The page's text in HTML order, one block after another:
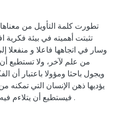
تطورت كلمة التأويل من
تثبتت أهميته في بيئة
وسار في اتجاهها فاعلا و منفعلا
من علم لآخر، ولا تستطيع
ويجول باحثا ومؤولا باعتبار أن
يؤديها ذهن الإنسان التي تمكنه
فيستطيع أن يتلاءم فيه بفعالية أكبر ولسان حال مؤول .